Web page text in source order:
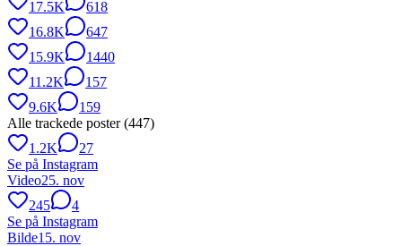
17.5K
618
16.8K
647
15.9K
1440
11.2K
157
9.6K
159
Alle trackede poster (447)
1.2K
27
Se på Instagram
Video25. nov
245
4
Se på Instagram
Bilde15. nov